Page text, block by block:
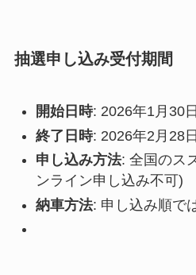
抽選申し込み受付期間
開始日時: 2026年1月30
終了日時: 2026年2月28
申し込み方法: 全国のス
ンライン申し込み不可)
納車方法: 申し込み順で